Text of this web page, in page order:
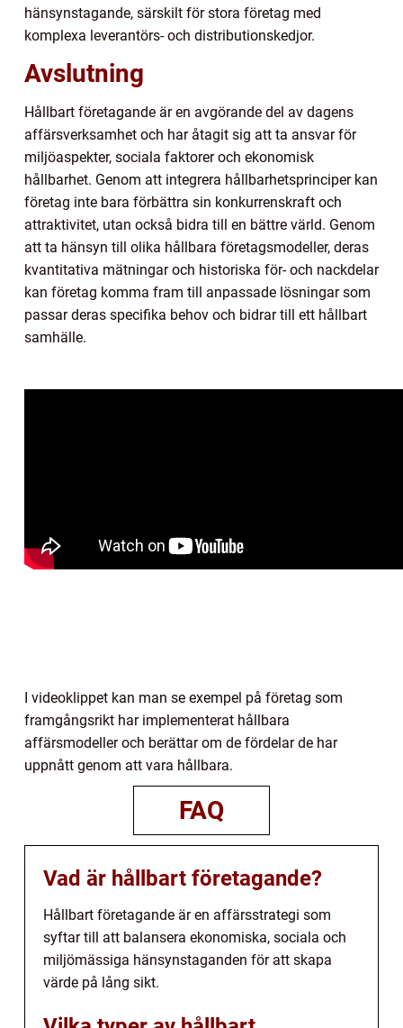
hänsynstagande, särskilt för stora företag med
komplexa leverantörs- och distributionskedjor.
Avslutning
Hållbart företagande är en avgörande del av dagens
affärsverksamhet och har åtagit sig att ta ansvar för
miljöaspekter, sociala faktorer och ekonomisk
hållbarhet. Genom att integrera hållbarhetsprinciper kan
företag inte bara förbättra sin konkurrenskraft och
attraktivitet, utan också bidra till en bättre värld. Genom
att ta hänsyn till olika hållbara företagsmodeller, deras
kvantitativa mätningar och historiska för- och nackdelar
kan företag komma fram till anpassade lösningar som
passar deras specifika behov och bidrar till ett hållbart
samhälle.
I videoklippet kan man se exempel på företag som
framgångsrikt har implementerat hållbara
affärsmodeller och berättar om de fördelar de har
uppnått genom att vara hållbara.
FAQ
Vad är hållbart företagande?
Hållbart företagande är en affärsstrategi som
syftar till att balansera ekonomiska, sociala och
miljömässiga hänsynstaganden för att skapa
värde på lång sikt.